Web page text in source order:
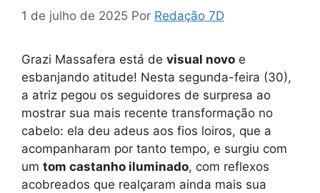
1 de julho de 2025 Por Redação 7D
Grazi Massafera está de visual novo e
esbanjando atitude! Nesta segunda-feira (30),
a atriz pegou os seguidores de surpresa ao
mostrar sua mais recente transformação no
cabelo: ela deu adeus aos fios loiros, que a
acompanharam por tanto tempo, e surgiu com
um tom castanho iluminado, com reflexos
acobreados que realçaram ainda mais sua